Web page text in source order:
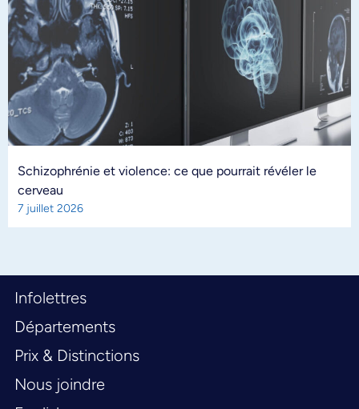
Schizophrénie et violence: ce que pourrait révéler le
cerveau
7 juillet 2026
Infolettres
Départements
Prix & Distinctions
Nous joindre